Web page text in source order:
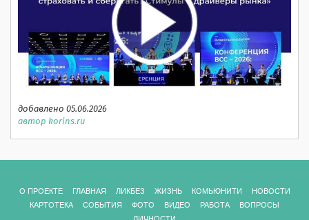
добавлено 05.06.2026
автор korins.ru
О ПРОЕКТЕ ГЛАВНАЯ ЛИКБЕЗ ЖИЗНЬ КОМЬЮНИТИ
НОВОСТИ
КАРТОТЕКА
СОБЫТИЯ ФОТО ВИДЕО РАБОТА
ВОПРОСЫ